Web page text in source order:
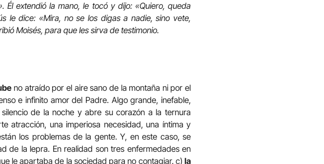
Él extendió la mano, le tocó y dijo: «Quiero, queda
le dice: «Mira, no se los digas a nadie, sino vete,
Moisés, para que les sirva de testimonio.
no atraído por el aire sano de la montaña ni por el
e infinito amor del Padre. Algo grande, inefable,
de la noche y abre su corazón a la ternura
atracción, una imperiosa necesidad, una íntima y
los problemas de la gente. Y, en este caso, se
de la lepra. En realidad son tres enfermedades en
le apartaba de la sociedad para no contagiar. c)la